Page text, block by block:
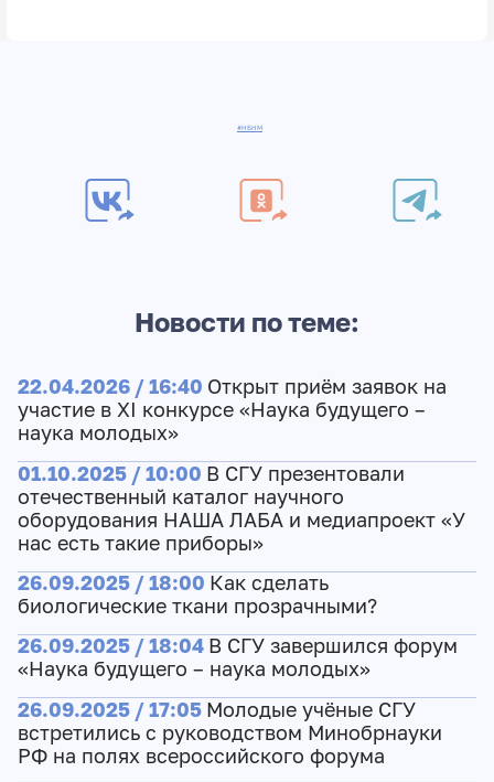
#НБНМ
Новости по теме:
22.04.2026 / 16:40 Открыт приём заявок на
участие в XI конкурсе «Наука будущего –
наука молодых»
01.10.2025 / 10:00 В СГУ презентовали
отечественный каталог научного
оборудования НАША ЛАБА и медиапроект «У
нас есть такие приборы»
26.09.2025 / 18:00 Как сделать
биологические ткани прозрачными?
26.09.2025 / 18:04 В СГУ завершился форум
«Наука будущего – наука молодых»
26.09.2025 / 17:05 Молодые учёные СГУ
встретились с руководством Минобрнауки
РФ на полях всероссийского форума